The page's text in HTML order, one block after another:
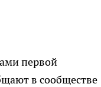
первой
в сообществе